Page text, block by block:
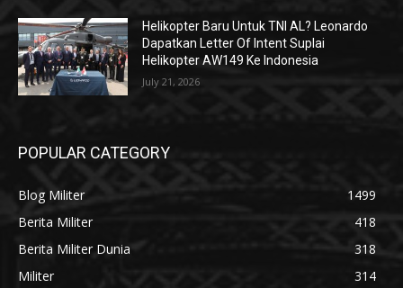
Helikopter Baru Untuk TNI AL? Leonardo
Dapatkan Letter Of Intent Suplai
Helikopter AW149 Ke Indonesia
July 21, 2026
POPULAR CATEGORY
Blog Militer
1499
Berita Militer
418
Berita Militer Dunia
318
Militer
314